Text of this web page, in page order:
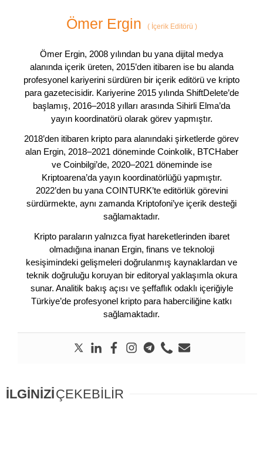
Ömer Ergin (İçerik Editörü )
Ömer Ergin, 2008 yılından bu yana dijital medya
alanında içerik üreten, 2015’den itibaren ise bu alanda
profesyonel kariyerini sürdüren bir içerik editörü ve kripto
para gazetecisidir. Kariyerine 2015 yılında ShiftDelete’de
başlamış, 2016–2018 yılları arasında Sihirli Elma’da
yayın koordinatörü olarak görev yapmıştır.
2018’den itibaren kripto para alanındaki şirketlerde görev
alan Ergin, 2018–2021 döneminde Coinkolik, BTCHaber
ve Coinbilgi’de, 2020–2021 döneminde ise
Kriptoarena’da yayın koordinatörlüğü yapmıştır.
2022’den bu yana COINTURK’te editörlük görevini
sürdürmekte, aynı zamanda Kriptofoni’ye içerik desteği
sağlamaktadır.
Kripto paraların yalnızca fiyat hareketlerinden ibaret
olmadığına inanan Ergin, finans ve teknoloji
kesişimindeki gelişmeleri doğrulanmış kaynaklardan ve
teknik doğruluğu koruyan bir editoryal yaklaşımla okura
sunar. Analitik bakış açısı ve şeffaflık odaklı içeriğiyle
Türkiye’de profesyonel kripto para haberciliğine katkı
sağlamaktadır.
İLGİNİZİÇEKEBİLİR